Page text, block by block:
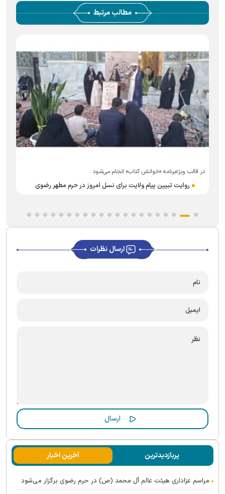
مطالب مرتبط
در قالب ویژه‌برنامه «خوانش کتاب» انجام می‌شود
روایت تبیین پیام ولایت برای نسل امروز در حرم مطهر رضوی
ارسال نظرات
پربازدیدترین آخرین اخبار
مراسم عزاداری هیئت عالم آل محمد (ص) در حرم رضوی برگزار می‌شود